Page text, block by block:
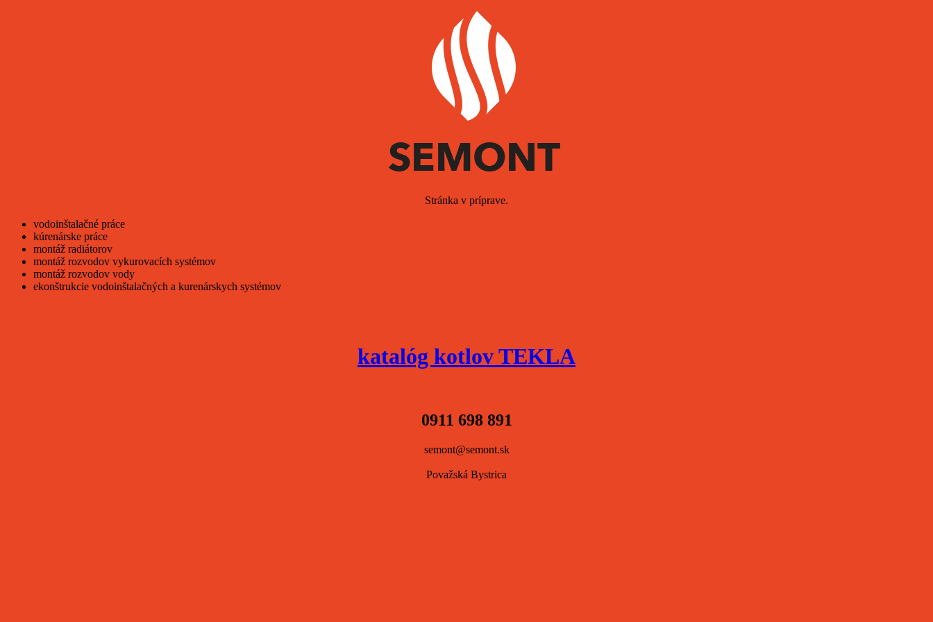
Stránka v príprave.
vodoinštalačné práce
kúrenárske práce
montáž radiátorov
montáž rozvodov vykurovacích systémov
montáž rozvodov vody
ekonštrukcie vodoinštalačných a kurenárskych systémov
katalóg kotlov TEKLA
0911 698 891
semont@semont.sk
Považská Bystrica